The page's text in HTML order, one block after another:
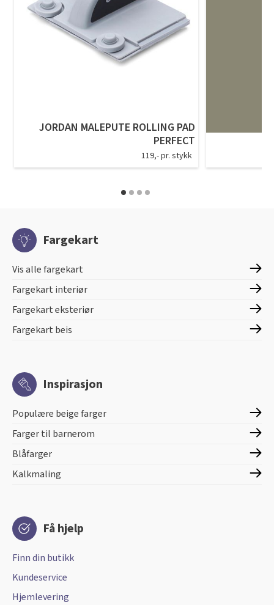
JORDAN MALEPUTE ROLLING PAD
PERFECT
119,- pr. stykk
Fargekart
Vis alle fargekart
Fargekart interiør
Fargekart eksteriør
Fargekart beis
Inspirasjon
Populære beige farger
Farger til barnerom
Blåfarger
Kalkmaling
Få hjelp
Finn din butikk
Kundeservice
Hjemlevering